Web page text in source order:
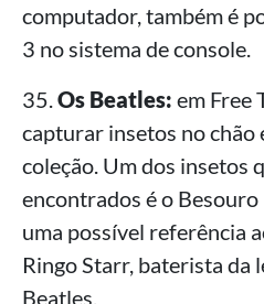
computador, também é
3 no sistema de console.
35.Os Beatles: em Free
capturar insetos no chão
coleção. Um dos insetos
encontrados é o
uma possível referência
Ringo Starr, baterista da
Beatles.